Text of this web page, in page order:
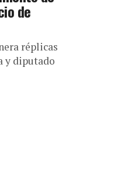
de
réplicas
y diputado
que